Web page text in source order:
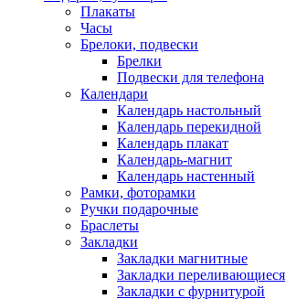
Плакаты
Часы
Брелоки, подвески
Брелки
Подвески для телефона
Календари
Календарь настольный
Календарь перекидной
Календарь плакат
Календарь-магнит
Календарь настенный
Рамки, фоторамки
Ручки подарочные
Браслеты
Закладки
Закладки магнитные
Закладки переливающиеся
Закладки с фурнитурой